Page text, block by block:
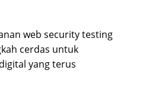
web security testing
cerdas untuk
yang terus